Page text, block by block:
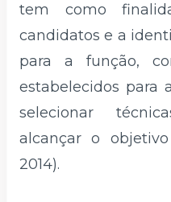
tem como
candidatos e a
para a função,
estabelecidos para
selecionar
alcançar o
2014).